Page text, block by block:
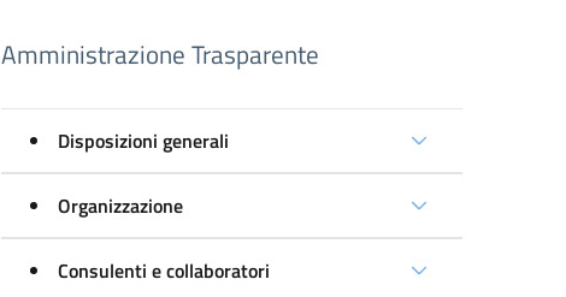
Amministrazione Trasparente
Disposizioni generali
Organizzazione
Consulenti e collaboratori